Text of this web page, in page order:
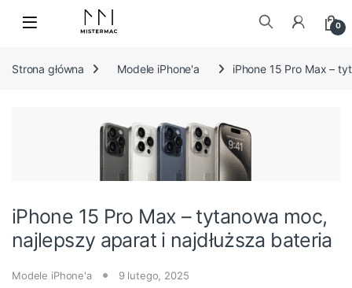
Skip to navigation
0
Strona główna
Modele iPhone'a iPhone 15 Pro Max –
iPhone 15 Pro Max – tytanowa moc,
najlepszy aparat i najdłuższa bateria
Modele iPhone'a 9 lutego, 2025